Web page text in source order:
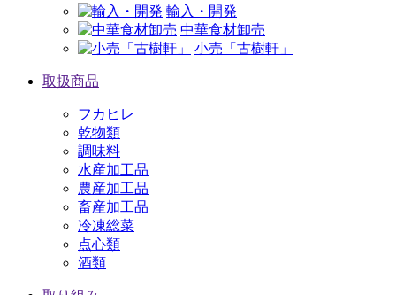
輸入・開発
中華食材卸売
小売「古樹軒」
取扱商品
フカヒレ
乾物類
調味料
水産加工品
農産加工品
畜産加工品
冷凍総菜
点心類
酒類